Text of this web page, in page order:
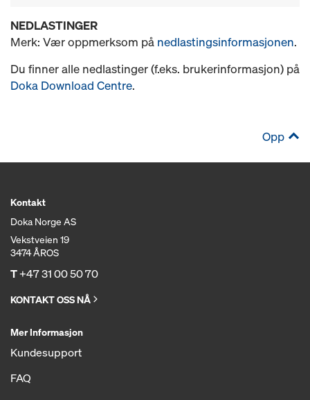
NEDLASTINGER
Merk: Vær oppmerksom på nedlastingsinformasjonen.
Du finner alle nedlastinger (f.eks. brukerinformasjon) på
Doka Download Centre.
Opp
Kontakt
Doka Norge AS
Vekstveien 19
3474 ÅROS
T+47 31 00 50 70
KONTAKT OSS NÅ
Mer Informasjon
Kundesupport
FAQ